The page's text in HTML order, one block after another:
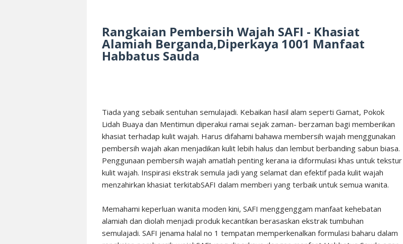
Rangkaian Pembersih Wajah SAFI - Khasiat
Alamiah Berganda,Diperkaya 1001 Manfaat
Habbatus Sauda
Tiada yang sebaik sentuhan semulajadi. Kebaikan hasil alam seperti Gamat, Pokok
Lidah Buaya dan Mentimun diperakui ramai sejak zaman- berzaman bagi memberikan
khasiat terhadap kulit wajah. Harus difahami bahawa membersih wajah menggunakan
pembersih wajah akan menjadikan kulit lebih halus dan lembut berbanding sabun biasa.
Penggunaan pembersih wajah amatlah penting kerana ia diformulasi khas untuk tekstur
kulit wajah. Inspirasi ekstrak semula jadi yang selamat dan efektif pada kulit wajah
menzahirkan khasiat terkitabSAFI dalam memberi yang terbaik untuk semua wanita.
Memahami keperluan wanita moden kini, SAFI menggenggam manfaat kehebatan
alamiah dan diolah menjadi produk kecantikan berasaskan ekstrak tumbuhan
semulajadi. SAFI jenama halal no 1 tempatan memperkenalkan formulasi baharu dalam